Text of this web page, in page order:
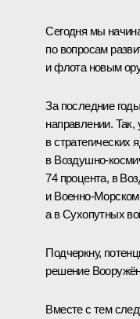
Сегодня мы
по вопросам
и флота новым
За последние
направлении.
в стратегических
в
74 процента, в
и
а в Сухопутных
Подчеркну,
решение
Вместе с тем